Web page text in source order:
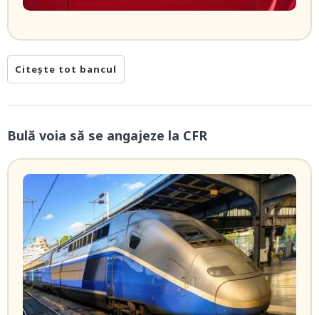
Citește tot bancul
Bulă voia să se angajeze la CFR